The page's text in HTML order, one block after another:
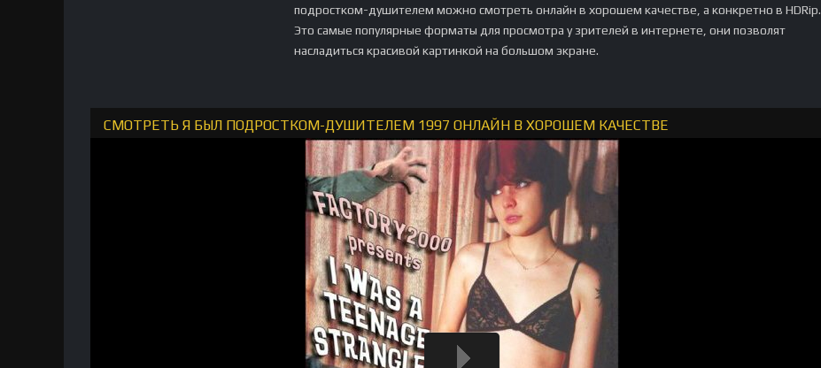
подростком-душителем можно смотреть онлайн в хорошем качестве, а конкретно в HDRip.
Это самые популярные форматы для просмотра у зрителей в интернете, они позволят
насладиться красивой картинкой на большом экране.
СМОТРЕТЬ Я БЫЛ ПОДРОСТКОМ-ДУШИТЕЛЕМ 1997 ОНЛАЙН В ХОРОШЕМ КАЧЕСТВЕ